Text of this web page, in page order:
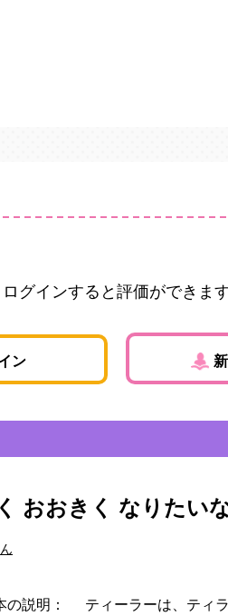
ログインすると評価ができま
ン
おおきく なりたい
の説明：
ティーラーは、ティ